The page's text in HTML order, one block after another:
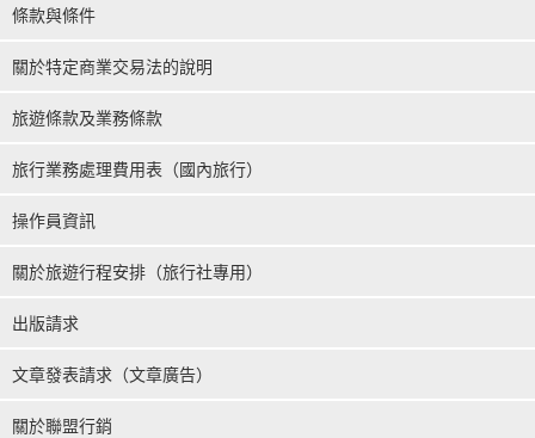
條款與條件
關於特定商業交易法的說明
旅遊條款及業務條款
旅行業務處理費用表（國內旅行）
操作員資訊
關於旅遊行程安排（旅行社專用）
出版請求
文章發表請求（文章廣告）
關於聯盟行銷